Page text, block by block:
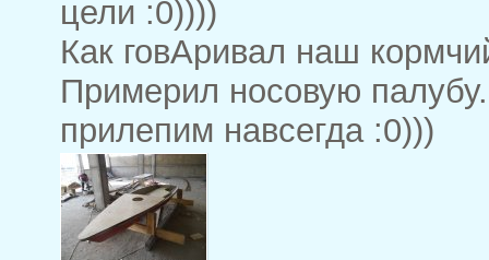
цели :0))))
Как говАривал наш
Примерил носовую
прилепим навсегда :0)))